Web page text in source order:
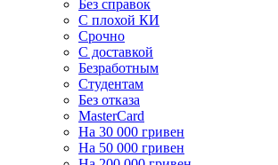
Без справок
С плохой КИ
Срочно
C доставкой
Безработным
Студентам
Без отказа
MasterCard
На 30 000 гривен
На 50 000 гривен